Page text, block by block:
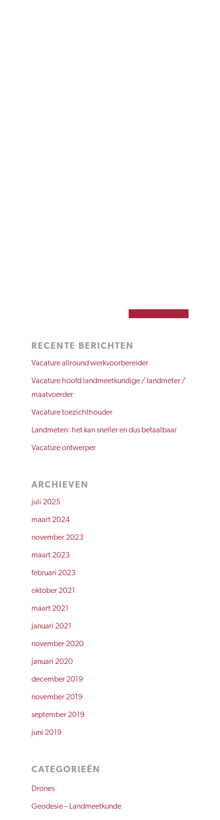
RECENTE BERICHTEN
Vacature allround werkvoorbereider
Vacature hoofd landmeetkundige / landmeter /
maatvoerder
Vacature toezichthouder
Landmeten: het kan sneller en dus betaalbaar
Vacature ontwerper
ARCHIEVEN
juli 2025
maart 2024
november 2023
maart 2023
februari 2023
oktober 2021
maart 2021
januari 2021
november 2020
januari 2020
december 2019
november 2019
september 2019
juni 2019
CATEGORIEËN
Drones
Geodesie – Landmeetkunde